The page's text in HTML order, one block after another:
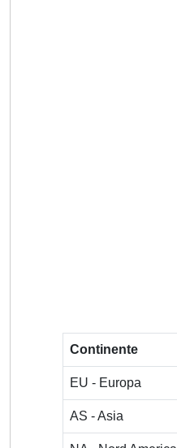
Continente
EU - Europa
AS - Asia